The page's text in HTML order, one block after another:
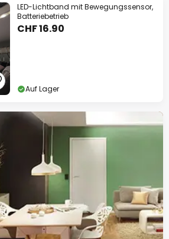
LED-Lichtband mit Bewegungssensor,
Batteriebetrieb
CHF 16.90
Auf Lager